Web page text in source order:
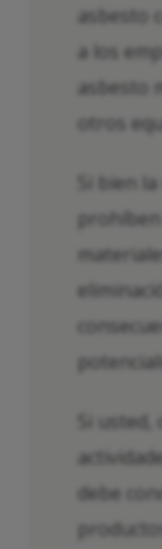
asbesto
a los
asbesto
otros
Si bien
Si
debe